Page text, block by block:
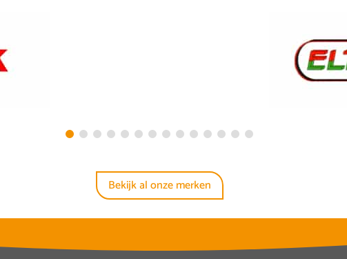
Bekijk al onze merken